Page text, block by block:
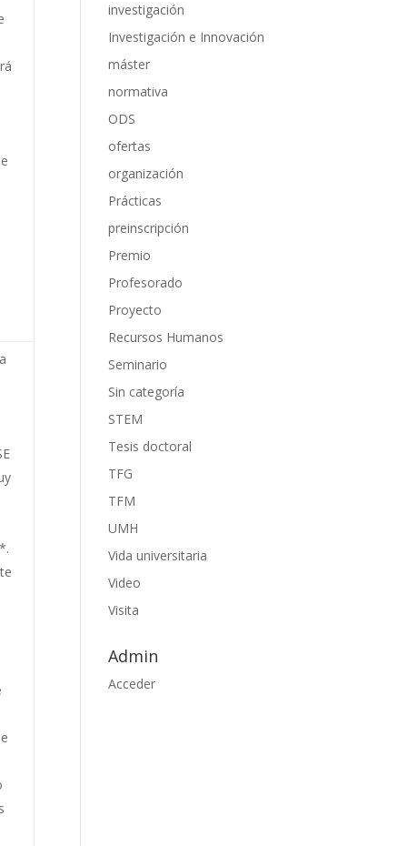
investigación
Investigación e Innovación
máster
normativa
ODS
ofertas
organización
Prácticas
preinscripción
Premio
Profesorado
Proyecto
Recursos Humanos
Seminario
Sin categoría
STEM
Tesis doctoral
TFG
TFM
UMH
Vida universitaria
Video
Visita
Admin
Acceder